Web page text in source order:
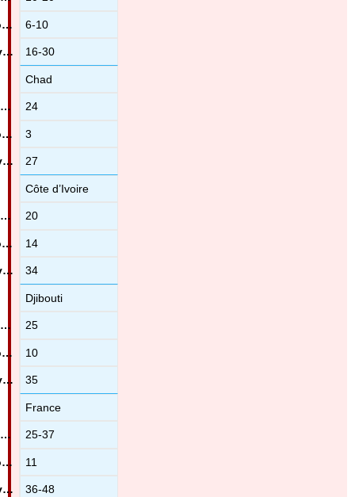
6-10
16-30
Chad
24
3
27
Côte d’Ivoire
20
14
34
Djibouti
25
10
35
France
25-37
11
36-48